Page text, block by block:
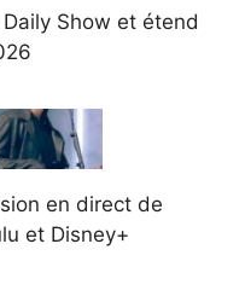
Show et étend
en direct de
et Disney+